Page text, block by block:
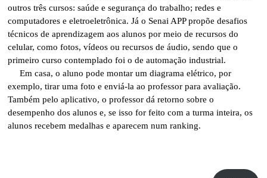
outros três cursos: saúde e segurança do trabalho; redes e
computadores e eletroeletrônica. Já o Senai APP propõe desafios
técnicos de aprendizagem aos alunos por meio de recursos do
celular, como fotos, vídeos ou recursos de áudio, sendo que o
primeiro curso contemplado foi o de automação industrial.
Em casa, o aluno pode montar um diagrama elétrico, por
exemplo, tirar uma foto e enviá-la ao professor para avaliação.
Também pelo aplicativo, o professor dá retorno sobre o
desempenho dos alunos e, se isso for feito com a turma inteira, os
alunos recebem medalhas e aparecem num ranking.